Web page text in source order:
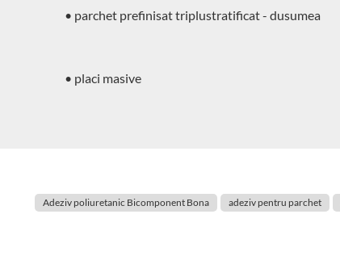
• parchet prefinisat triplustratificat - dusumea
• placi masive
Adeziv poliuretanic Bicomponent Bona adeziv pentru parchet